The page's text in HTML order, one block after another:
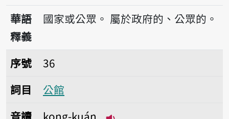
播放音讀kong-ka
華語
釋義
國家或公眾。 屬於政府的、公眾的。
序號36公館
序號
36
詞目
公館